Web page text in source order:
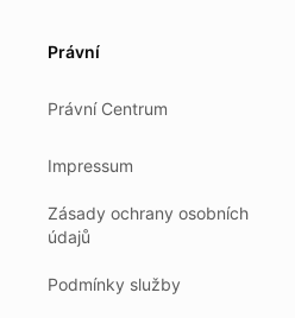
your text.
Germany. Our
Právní
Právní Centrum
Impressum
Zásady ochrany osobních
údajů
Podmínky služby